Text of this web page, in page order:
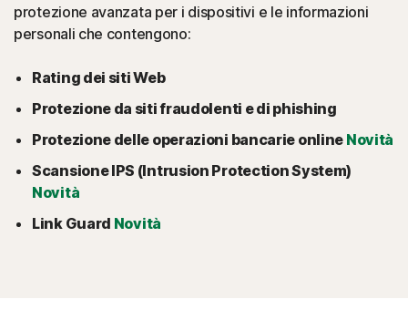
protezione avanzata per i dispositivi e le informazioni
personali che contengono:
Rating dei siti Web
Protezione da siti fraudolenti e di phishing
Protezione delle operazioni bancarie online Novità
Scansione IPS (Intrusion Protection System)
Novità
Link Guard Novità